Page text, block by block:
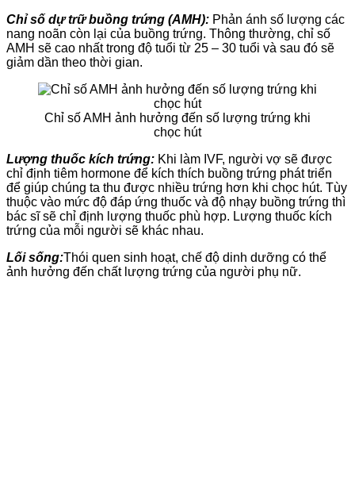
Chỉ số dự trữ buồng trứng (AMH): Phản ánh số lượng các
nang noãn còn lại của buồng trứng. Thông thường, chỉ số
AMH sẽ cao nhất trong độ tuổi từ 25 – 30 tuổi và sau đó sẽ
giảm dần theo thời gian.
Chỉ số AMH ảnh hưởng đến số lượng trứng khi
chọc hút
Lượng thuốc kích trứng: Khi làm IVF, người vợ sẽ được
chỉ định tiêm hormone để kích thích buồng trứng phát triển
để giúp chúng ta thu được nhiều trứng hơn khi chọc hút. Tùy
thuộc vào mức độ đáp ứng thuốc và độ nhạy buồng trứng thì
bác sĩ sẽ chỉ định lượng thuốc phù hợp. Lượng thuốc kích
trứng của mỗi người sẽ khác nhau.
Lối sống:Thói quen sinh hoạt, chế độ dinh dưỡng có thể
ảnh hưởng đến chất lượng trứng của người phụ nữ.